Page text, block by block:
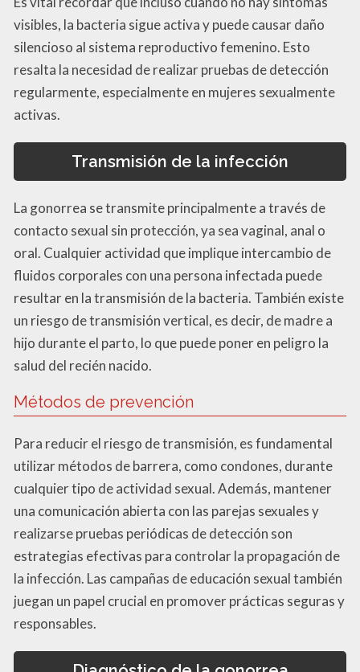
visibles, la bacteria sigue activa y puede causar daño
silencioso al sistema reproductivo femenino. Esto
resalta la necesidad de realizar pruebas de detección
regularmente, especialmente en mujeres sexualmente
activas.
Transmisión de la infección
La gonorrea se transmite principalmente a través de
contacto sexual sin protección, ya sea vaginal, anal o
oral. Cualquier actividad que implique intercambio de
fluidos corporales con una persona infectada puede
resultar en la transmisión de la bacteria. También existe
un riesgo de transmisión vertical, es decir, de madre a
hijo durante el parto, lo que puede poner en peligro la
salud del recién nacido.
Métodos de prevención
Para reducir el riesgo de transmisión, es fundamental
utilizar métodos de barrera, como condones, durante
cualquier tipo de actividad sexual. Además, mantener
una comunicación abierta con las parejas sexuales y
realizarse pruebas periódicas de detección son
estrategias efectivas para controlar la propagación de
la infección. Las campañas de educación sexual también
juegan un papel crucial en promover prácticas seguras y
responsables.